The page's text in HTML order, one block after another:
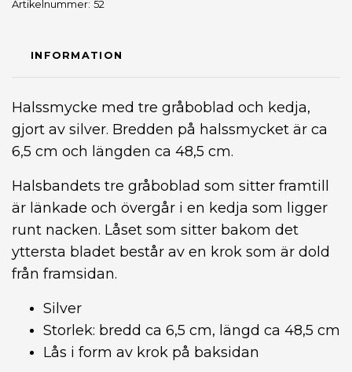
Artikelnummer: 52
INFORMATION
Halssmycke med tre gråboblad och kedja,
gjort av silver. Bredden på halssmycket är ca
6,5 cm och längden ca 48,5 cm.
Halsbandets tre gråboblad som sitter framtill
är länkade och övergår i en kedja som ligger
runt nacken. Låset som sitter bakom det
yttersta bladet består av en krok som är dold
från framsidan.
Silver
Storlek: bredd ca 6,5 cm, längd ca 48,5 cm
Lås i form av krok på baksidan